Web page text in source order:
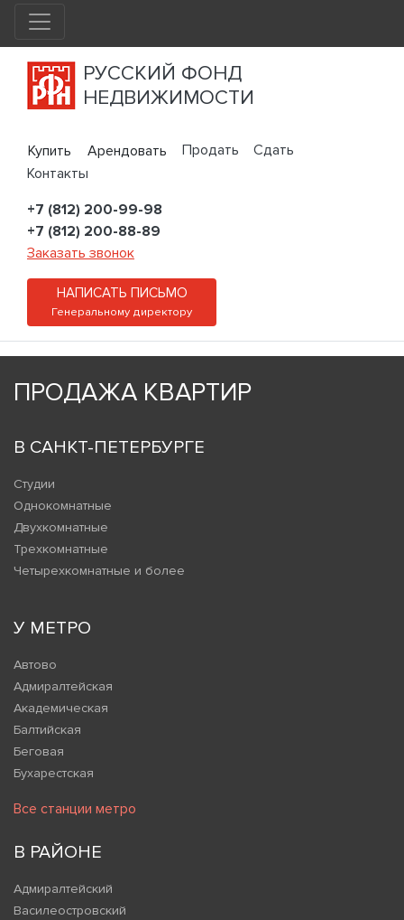
РУССКИЙ ФОНД
НЕДВИЖИМОСТИ
Купить Арендовать Продать
Сдать
Контакты
+7 (812) 200-99-98
+7 (812) 200-88-89
Заказать звонок
НАПИСАТЬ ПИСЬМО
Генеральному директору
ПРОДАЖА КВАРТИР
В САНКТ-ПЕТЕРБУРГЕ
Студии
Однокомнатные
Двухкомнатные
Трехкомнатные
Четырехкомнатные и более
У МЕТРО
Автово
Адмиралтейская
Академическая
Балтийская
Беговая
Бухарестская
Все станции метро
В РАЙОНЕ
Адмиралтейский
Василеостровский